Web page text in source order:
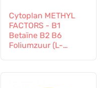
Cytoplan METHYL
FACTORS - B1
Betaïne B2 B6
Foliumzuur (L-